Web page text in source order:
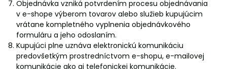
Objednávka vzniká potvrdením procesu objednávania
v e-shope výberom tovarov alebo služieb kupujúcim
vrátane kompletného vyplnenia objednávkového
formuláru a jeho odoslaním.
Kupujúci plne uznáva elektronickú komunikáciu
predovšetkým prostredníctvom e-shopu, e-mailovej
komunikácie ako aj telefonickej komunikácie.